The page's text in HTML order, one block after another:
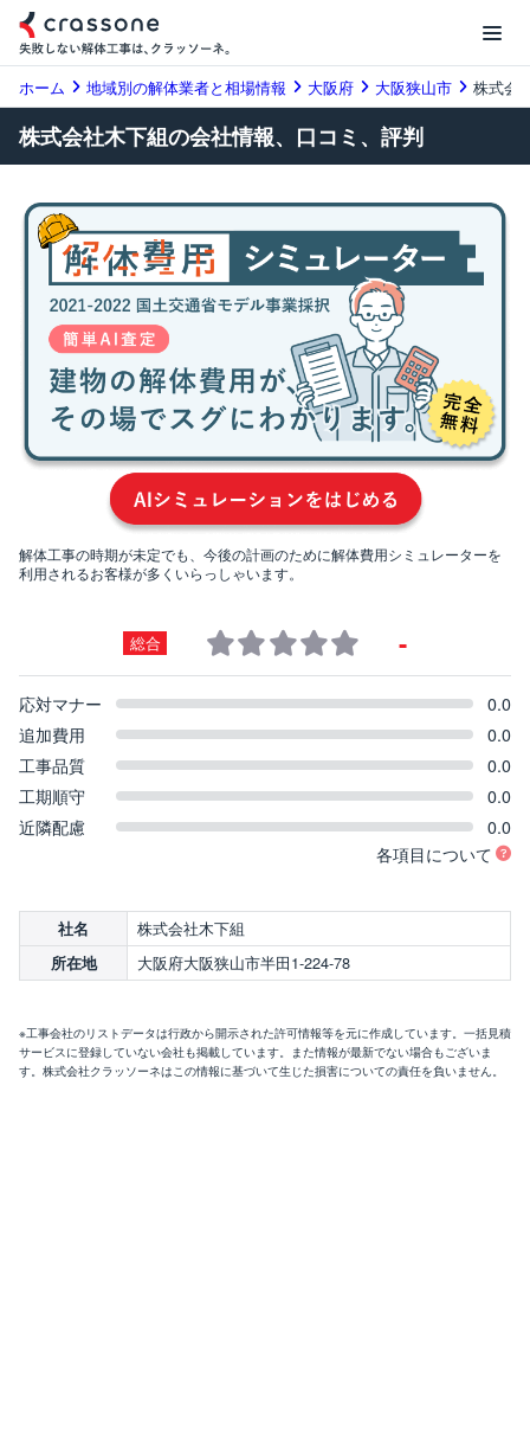
ホーム 地域別の解体業者と相場情報 大阪府 大阪狭山市 株式会
株式会社木下組の会社情報、口コミ、評判
解体工事の時期が未定でも、今後の計画のために解体費用シミュレーターを
利用されるお客様が多くいらっしゃいます。
総合 -
応対マナー
0.0
追加費用
0.0
工事品質
0.0
工期順守
0.0
近隣配慮
0.0
各項目について
社名 株式会社木下組
所在地 大阪府大阪狭山市半田1-224-78
※工事会社のリストデータは行政から開示された許可情報等を元に作成しています。一括見積
サービスに登録していない会社も掲載しています。また情報が最新でない場合もございま
す。株式会社クラッソーネはこの情報に基づいて生じた損害についての責任を負いません。